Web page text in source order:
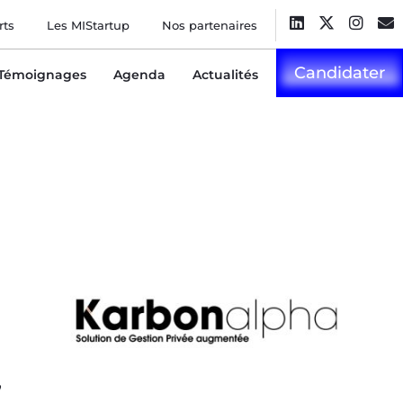
Les MIStartup Nos partenaires
Agenda Actualités Candidater